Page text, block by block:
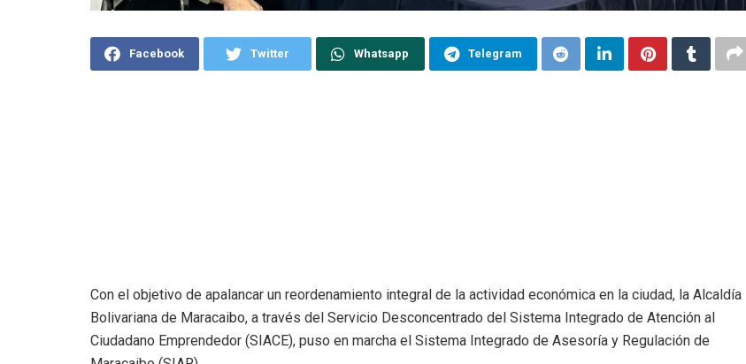
Facebook Twitter Whatsapp Telegram
Con el objetivo de apalancar un reordenamiento integral de la actividad económica en la ciudad, la Alcaldía
Bolivariana de Maracaibo, a través del Servicio Desconcentrado del Sistema Integrado de Atención al
Ciudadano Emprendedor (SIACE), puso en marcha el Sistema Integrado de Asesoría y Regulación de